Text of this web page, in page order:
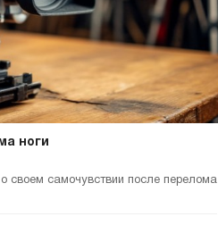
ноги
своем самочувствии после перелома